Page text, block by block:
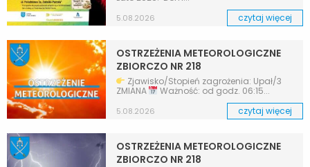
5.08.2026 czytaj więcej
OSTRZEŻENIA METEOROLOGICZNE
ZBIORCZO NR 218
Zjawisko/Stopień zagrożenia: Upał/3
ZMIANA
Ważność: od godz. 06:15...
5.08.2026 czytaj więcej
OSTRZEŻENIA METEOROLOGICZNE
ZBIORCZO NR 218